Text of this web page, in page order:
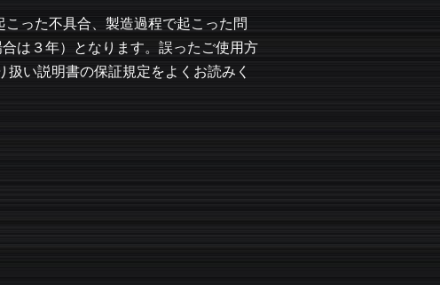
った不具合、製造過程で起こった問
は３年）となります。誤ったご使用方
い説明書の保証規定をよくお読みく